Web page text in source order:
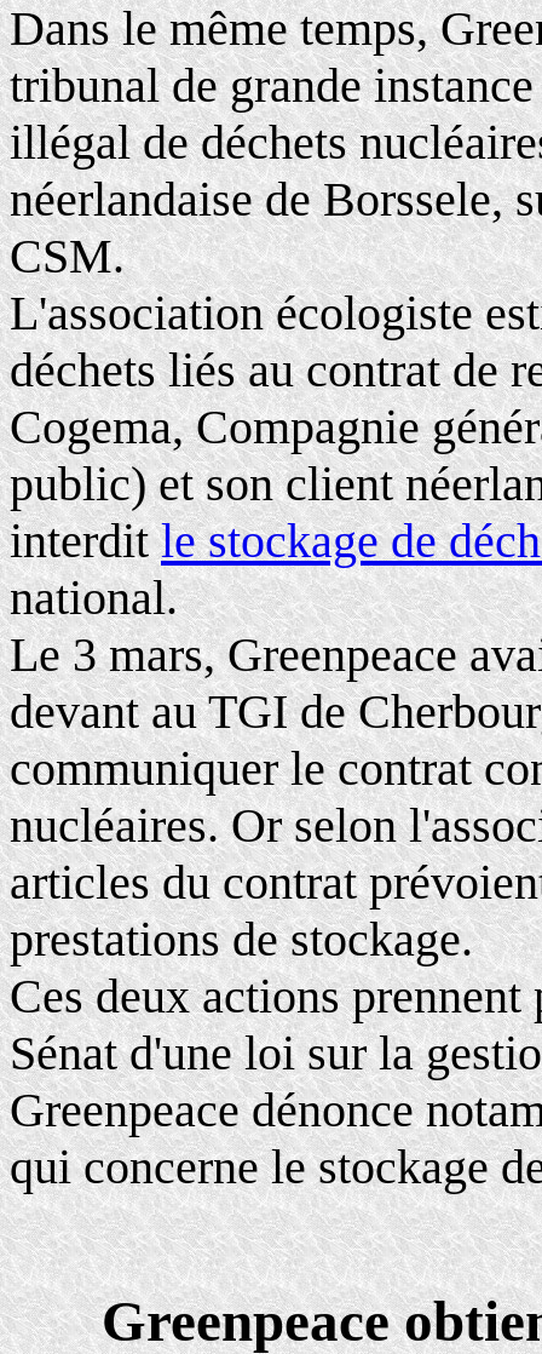
Dans le même temps,
tribunal de grande
illégal de déchets
néerlandaise de Borssele,
CSM.
L'association écologiste
déchets liés au contrat de
Cogema, Compagnie
public) et son client
interditle stockage de
national.
Le 3 mars, Greenpeace
devant au TGI de
communiquer le contrat
nucléaires. Or selon
articles du contrat
prestations de stockage.
Ces deux actions
Sénat d'une loi sur la
Greenpeace dénonce
qui concerne le stockage
Greenpeace